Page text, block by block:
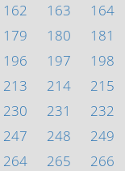
162 163 164
179 180 181
196 197 198
213 214 215
230 231 232
247 248 249
264 265 266